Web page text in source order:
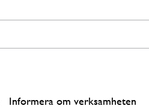
Informera om verksamheten